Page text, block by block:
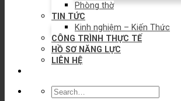
Phòng thờ
TIN TỨC
Kinh nghiệm – Kiến Thức
CÔNG TRÌNH THỰC TẾ
HỒ SƠ NĂNG LỰC
LIÊN HỆ
Search